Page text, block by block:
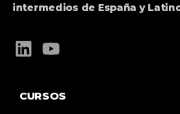
intermedios de España y
CURSOS